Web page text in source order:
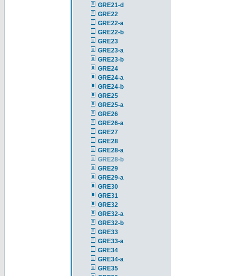
GRE21-d
GRE22
GRE22-a
GRE22-b
GRE23
GRE23-a
GRE23-b
GRE24
GRE24-a
GRE24-b
GRE25
GRE25-a
GRE26
GRE26-a
GRE27
GRE28
GRE28-a
GRE28-b
GRE29
GRE29-a
GRE30
GRE31
GRE32
GRE32-a
GRE32-b
GRE33
GRE33-a
GRE34
GRE34-a
GRE35